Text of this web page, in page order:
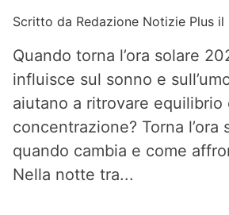
Scritto da Redazione Notizie Plus il
Quando torna l’ora solare
influisce sul sonno e
aiutano a ritrovare equilibrio
concentrazione? Torna l’ora
quando cambia e come
Nella notte tra...